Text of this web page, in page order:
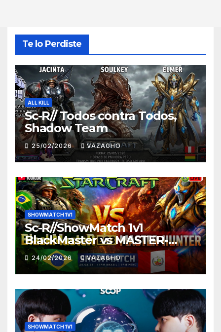
Te lo Perdiste
ALL KILL
Sc-R// Todos contra Todos,
Shadow Team
25/02/2026 VAZAGHO
SHOWMATCH 1V1
Sc-R//ShowMatch 1v1
BlackMaster vs MASTER-
HUNTER
24/02/2026 VAZAGHO
SHOWMATCH 1V1